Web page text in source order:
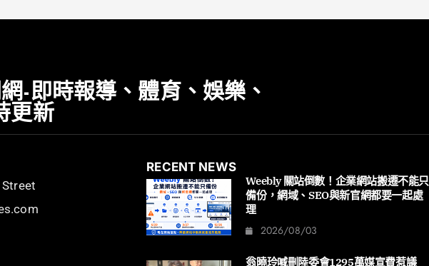
-即時報導、體育、娛樂、
更新
RECENT NEWS
Weebly 關站倒數！企業網站搬遷不能只
備份，網域、SEO與新官網都要一起處
理
2026/08/03
翁曉玲喊刪陸委會1295萬媒宣費惹議